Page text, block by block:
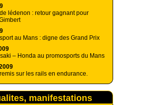
lédenon : retour gagnant pour
au Mans : digne des Grand Prix
– Honda au promosports du Mans
sur les rails en endurance.
manifestations